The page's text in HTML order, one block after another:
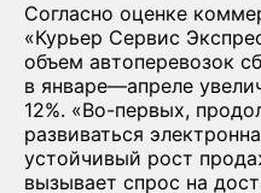
Согласно оценке
«Курьер Сервис
объем автоперевозок
в январе—апреле
12%. «Во-первых,
развиваться
устойчивый рост
вызывает спрос на